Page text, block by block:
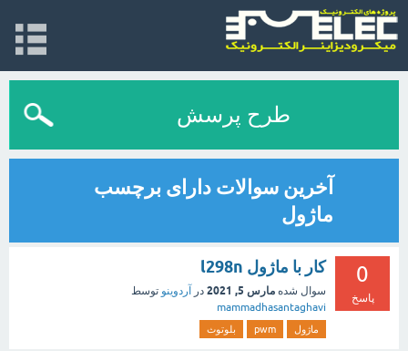
طرح پرسش
آخرین سوالات دارای برچسب
ماژول
0
پاسخ
کار با ماژول l298n
سوال شده مارس 5, 2021 در آردوینو توسط
mammadhasantaghavi
ماژول pwm بلوتوث